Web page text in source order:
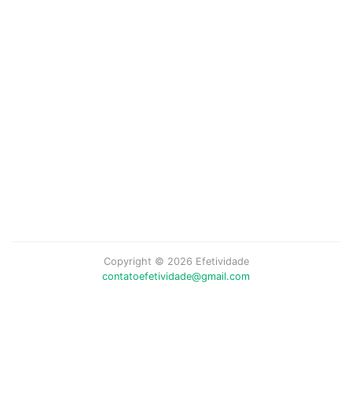
Copyright © 2026 Efetividade
contatoefetividade@gmail.com